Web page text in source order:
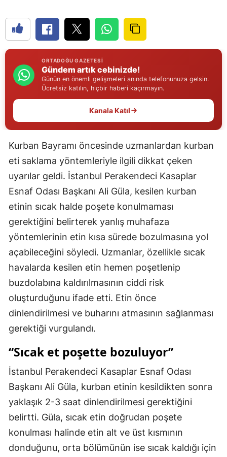
Erzincan
Erzurum
Eskişehir
Gaziantep
Giresun
Hakkari
Hatay
Isparta
Mersin
İstanbul
Kars
Kastamonu
Kocaeli
Konya
Kütahya
Malatya
ORTADOĞU GAZETESI
Gündem artık cebinizde!
Günün en önemli gelişmeleri anında telefonunuza gelsin.
Ücretsiz katılın, hiçbir haberi kaçırmayın.
Kanala Katıl
Kurban Bayramı öncesinde uzmanlardan kurban
eti saklama yöntemleriyle ilgili dikkat çeken
uyarılar geldi. İstanbul Perakendeci Kasaplar
Esnaf Odası Başkanı Ali Güla, kesilen kurban
etinin sıcak halde poşete konulmaması
gerektiğini belirterek yanlış muhafaza
yöntemlerinin etin kısa sürede bozulmasına yol
açabileceğini söyledi. Uzmanlar, özellikle sıcak
havalarda kesilen etin hemen poşetlenip
buzdolabına kaldırılmasının ciddi risk
oluşturduğunu ifade etti. Etin önce
dinlendirilmesi ve buharını atmasının sağlanması
gerektiği vurgulandı.
“Sıcak et poşette bozuluyor”
İstanbul Perakendeci Kasaplar Esnaf Odası
Başkanı Ali Güla, kurban etinin kesildikten sonra
yaklaşık 2-3 saat dinlendirilmesi gerektiğini
belirtti. Güla, sıcak etin doğrudan poşete
konulması halinde etin alt ve üst kısmının
donduğunu, orta bölümünün ise sıcak kaldığı için